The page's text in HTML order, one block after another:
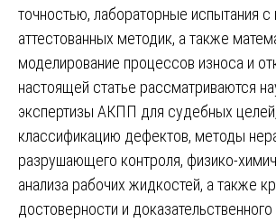
точностью, лабораторные испытания с
аттестованных методик, а также
моделирование процессов износа и
настоящей статье рассматриваются
экспертизы АКПП для судебных
классификацию дефектов, методы
разрушающего контроля, физико-
анализа рабочих жидкостей, а также
достоверности и доказательственного